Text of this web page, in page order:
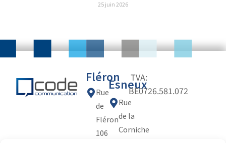
25 juin 2026
Fléron
Rue
de
Fléron
106
Esneux
Rue
de la
Corniche
TVA:
BE0726.581.072